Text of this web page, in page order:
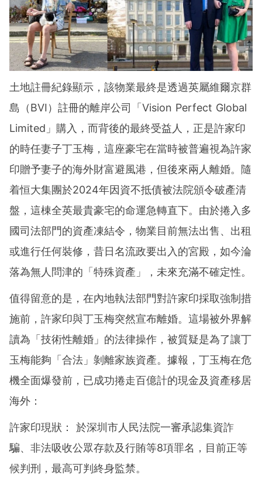
土地註冊紀錄顯示，該物業最終是透過英屬維爾京群
島（BVI）註冊的離岸公司「Vision Perfect Global
Limited」購入，而背後的最終受益人，正是許家印
的時任妻子丁玉梅，這座豪宅在當時被普遍視為許家
印贈予妻子的海外財富避風港，但後來兩人離婚。隨
着恒大集團於2024年因資不抵債被法院頒令破產清
盤，這棟全英最貴豪宅的命運急轉直下。由於捲入多
國司法部門的資產凍結令，物業目前無法出售、出租
或進行任何裝修，昔日名流政要出入的宮殿，如今淪
落為無人問津的「特殊資產」，未來充滿不確定性。
值得留意的是，在內地執法部門對許家印採取強制措
施前，許家印與丁玉梅突然宣布離婚。這場被外界解
讀為「技術性離婚」的法律操作，被質疑是為了讓丁
玉梅能夠「合法」剝離家族資產。據報，丁玉梅在危
機全面爆發前，已成功捲走百億計的現金及資產移居
海外：
許家印現狀： 於深圳市人民法院一審承認集資詐
騙、非法吸收公眾存款及行賄等8項罪名，目前正等
候判刑，最高可判終身監禁。